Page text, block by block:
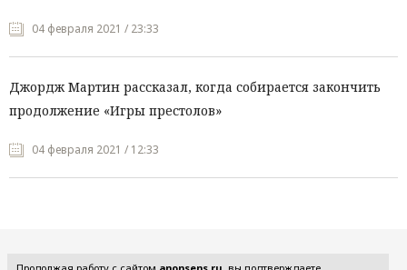
04 февраля 2021 / 23:33
Джордж Мартин рассказал, когда собирается закончить
продолжение «Игры престолов»
04 февраля 2021 / 12:33